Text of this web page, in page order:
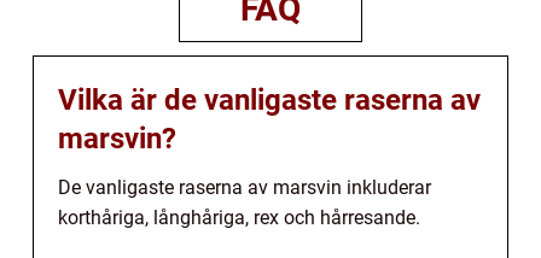
FAQ
Vilka är de vanligaste raserna av
marsvin?
De vanligaste raserna av marsvin inkluderar
korthåriga, långhåriga, rex och hårresande.